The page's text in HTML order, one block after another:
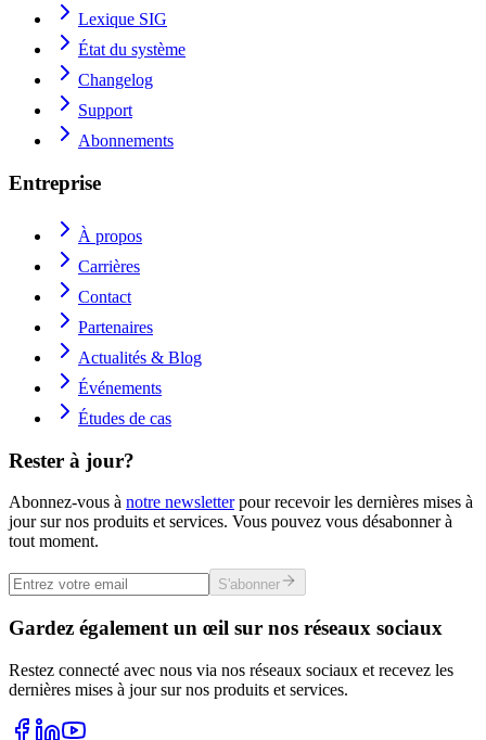
Lexique SIG
État du système
Changelog
Support
Abonnements
Entreprise
À propos
Carrières
Contact
Partenaires
Actualités & Blog
Événements
Études de cas
Rester à jour?
Abonnez-vous à notre newsletterpour recevoir les dernières mises à
jour sur nos produits et services. Vous pouvez vous désabonner à
tout moment.
S'abonner
Gardez également un œil sur nos réseaux sociaux
Restez connecté avec nous via nos réseaux sociaux et recevez les
dernières mises à jour sur nos produits et services.